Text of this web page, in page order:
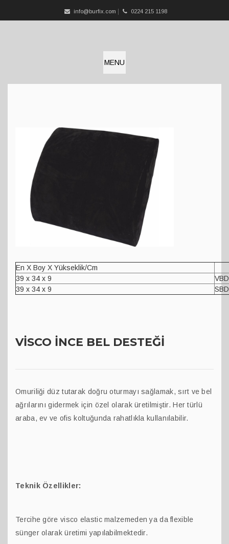
info@burfix.com 0224 215 1198
MENU
En X Boy X Yükseklik/Cm
39 x 34 x 9
39 x 34 x 9
VİSCO İNCE BEL DESTEĞİ
Omuriliği düz tutarak doğru oturmayı sağlamak, sırt ve bel
ağrılarını gidermek için özel olarak üretilmiştir. Her türlü
araba, ev ve ofis koltuğunda rahatlıkla kullanılabilir.
Teknik Özellikler:
Tercihe göre visco elastic malzemeden ya da flexible
sünger olarak üretimi yapılabilmektedir.